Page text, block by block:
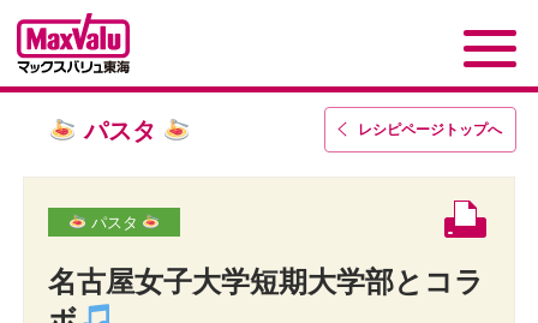
レシピページトップへ
パスタ
パスタ
名古屋女子大学短期大学部とコラ